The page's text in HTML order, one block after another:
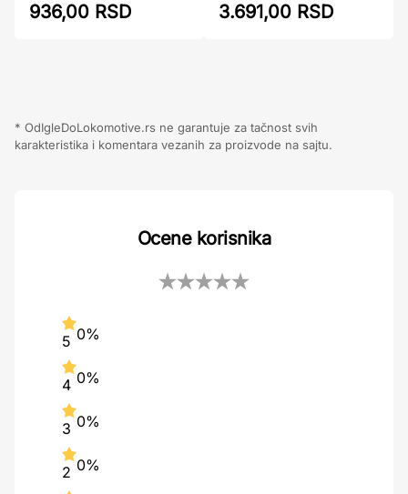
936,00 RSD 3.691,00 RSD
* OdIgleDoLokomotive.rs ne garantuje za tačnost svih
karakteristika i komentara vezanih za proizvode na sajtu.
Ocene korisnika
5 0%
4 0%
3 0%
2 0%